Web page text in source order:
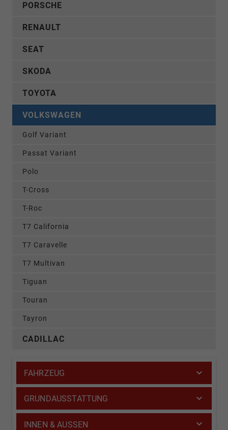
PORSCHE
RENAULT
SEAT
SKODA
TOYOTA
VOLKSWAGEN
Golf Variant
Passat Variant
Polo
T-Cross
T-Roc
T7 California
T7 Caravelle
T7 Multivan
Tiguan
Touran
Tayron
CADILLAC
FAHRZEUG
GRUNDAUSSTATTUNG
INNEN & AUSSEN